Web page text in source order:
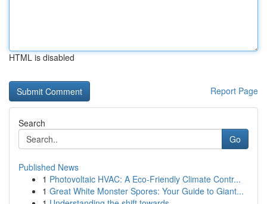
HTML is disabled
Report Page
Search
Go
Published News
1 Photovoltaic HVAC: A Eco-Friendly Climate Contr...
1 Great White Monster Spores: Your Guide to Giant...